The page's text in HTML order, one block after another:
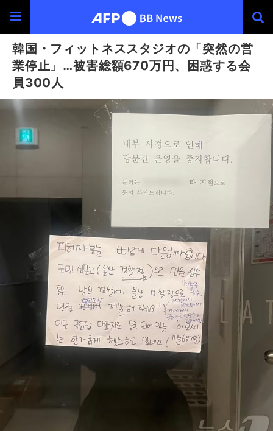
韓国・フィットネススタジオの「突然の営
業停止」…被害総額670万円、困惑する会
員300人